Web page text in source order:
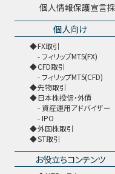
個人情報保護宣言
個人向け
FX取引
フィリップMT5(FX)
CFD取引
フィリップMT5(CFD)
先物取引
日本株投信・外債
資産運用アドバイザー
IPO
外国株取引
ST取引
お役立ちコンテンツ